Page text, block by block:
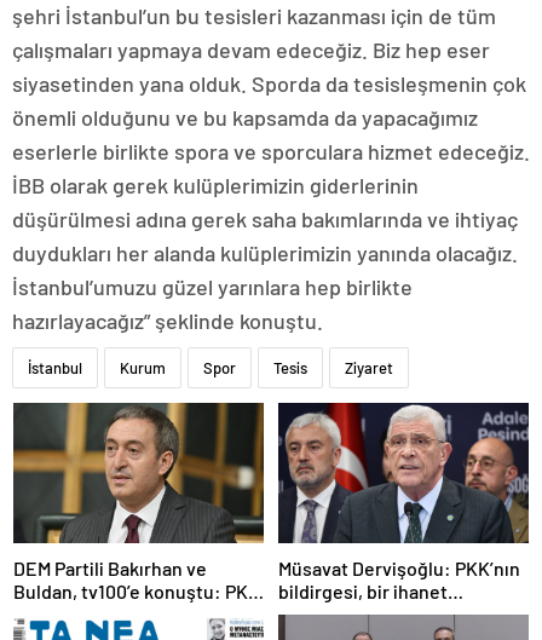
şehri İstanbul’un bu tesisleri kazanması için de tüm
çalışmaları yapmaya devam edeceğiz. Biz hep eser
siyasetinden yana olduk. Sporda da tesisleşmenin çok
önemli olduğunu ve bu kapsamda da yapacağımız
eserlerle birlikte spora ve sporculara hizmet edeceğiz.
İBB olarak gerek kulüplerimizin giderlerinin
düşürülmesi adına gerek saha bakımlarında ve ihtiyaç
duydukları her alanda kulüplerimizin yanında olacağız.
İstanbul’umuzu güzel yarınlara hep birlikte
hazırlayacağız” şeklinde konuştu.
İstanbul Kurum Spor Tesis Ziyaret
DEM Partili Bakırhan ve
Buldan, tv100’e konuştu: PKK
ne zaman kendini feshedecek
Müsavat Dervişoğlu: PKK’nın
bildirgesi, bir ihanet
açıklamasıdır